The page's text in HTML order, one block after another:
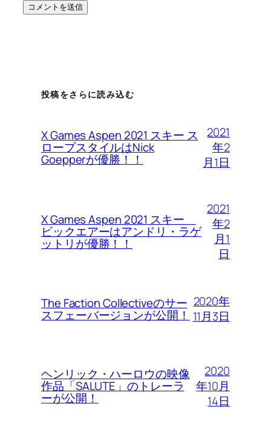
投稿をさらに読み込む
X Games Aspen 2021 スキー ス
ロープスタイルはNick
Goepperが優勝！！
2021
年2
月1日
X Games Aspen 2021 スキー
ビックエアーはアンドリ・ラゲ
ットリが優勝！！
2021
年2
月1
日
The Faction Collectiveのサー
スフェーバージョンが公開！
2020年
11月3日
ヘンリック・ハーロウの映像
作品「SALUTE」のトレーラ
ーが公開！
2020
年10月
14日